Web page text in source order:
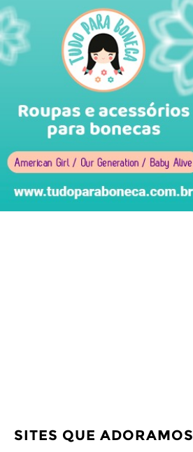
SITES QUE ADORAMOS